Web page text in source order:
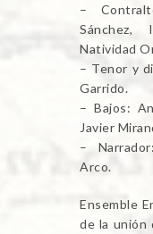
–
Sánchez,
Natividad
– Tenor y
Garrido.
– Bajos:
Javier
–
Arco.
Ensemble
de la unión